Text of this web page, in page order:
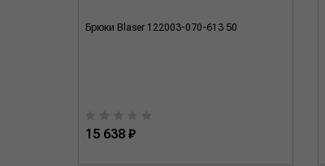
Брюки Blaser 122003-070-613 50
15 638 ₽